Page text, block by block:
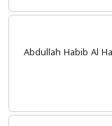
Abdullah Habib Al